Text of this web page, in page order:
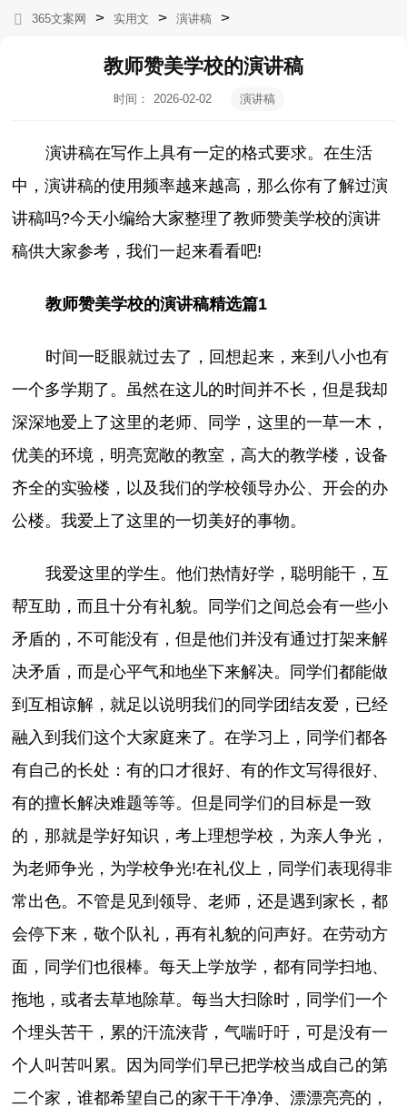
365文案网 > 实用文 > 演讲稿 >
教师赞美学校的演讲稿
时间：
2026-02-02
演讲稿
演讲稿在写作上具有一定的格式要求。在生活
中，演讲稿的使用频率越来越高，那么你有了解过演
讲稿吗?今天小编给大家整理了教师赞美学校的演讲
稿供大家参考，我们一起来看看吧!
教师赞美学校的演讲稿精选篇1
时间一眨眼就过去了，回想起来，来到八小也有
一个多学期了。虽然在这儿的时间并不长，但是我却
深深地爱上了这里的老师、同学，这里的一草一木，
优美的环境，明亮宽敞的教室，高大的教学楼，设备
齐全的实验楼，以及我们的学校领导办公、开会的办
公楼。我爱上了这里的一切美好的事物。
我爱这里的学生。他们热情好学，聪明能干，互
帮互助，而且十分有礼貌。同学们之间总会有一些小
矛盾的，不可能没有，但是他们并没有通过打架来解
决矛盾，而是心平气和地坐下来解决。同学们都能做
到互相谅解，就足以说明我们的同学团结友爱，已经
融入到我们这个大家庭来了。在学习上，同学们都各
有自己的长处：有的口才很好、有的作文写得很好、
有的擅长解决难题等等。但是同学们的目标是一致
的，那就是学好知识，考上理想学校，为亲人争光，
为老师争光，为学校争光!在礼仪上，同学们表现得非
常出色。不管是见到领导、老师，还是遇到家长，都
会停下来，敬个队礼，再有礼貌的问声好。在劳动方
面，同学们也很棒。每天上学放学，都有同学扫地、
拖地，或者去草地除草。每当大扫除时，同学们一个
个埋头苦干，累的汗流浃背，气喘吁吁，可是没有一
个人叫苦叫累。因为同学们早已把学校当成自己的第
二个家，谁都希望自己的家干干净净、漂漂亮亮的，